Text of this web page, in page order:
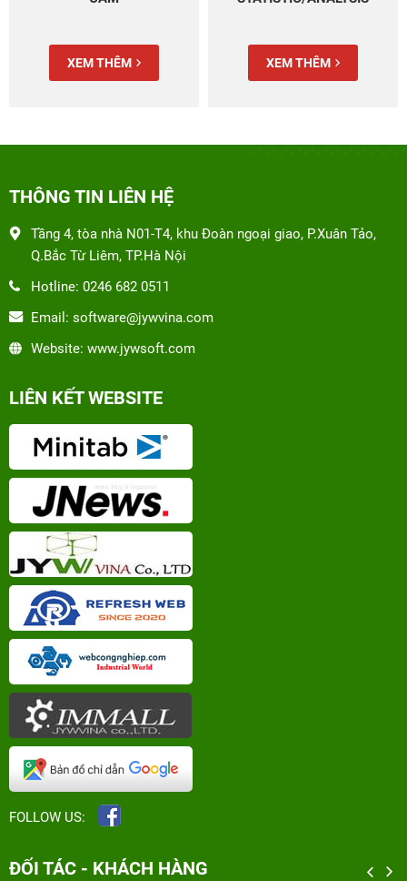
XEM THÊM XEM THÊM
THÔNG TIN LIÊN HỆ
Tầng 4, tòa nhà N01-T4, khu Đoàn ngoại giao, P.Xuân Tảo,
Q.Bắc Từ Liêm, TP.Hà Nội
Hotline: 0246 682 0511
Email: software@jywvina.com
Website: www.jywsoft.com
LIÊN KẾT WEBSITE
FOLLOW US:
ĐỐI TÁC - KHÁCH HÀNG